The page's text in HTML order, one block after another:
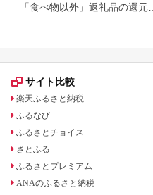
「食べ物以外」返礼品の還元率
サイト比較
楽天ふるさと納税
ふるなび
ふるさとチョイス
さとふる
ふるさとプレミアム
ANAのふるさと納税